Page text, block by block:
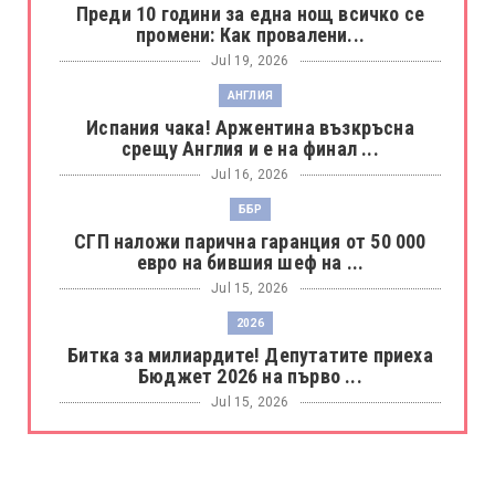
Преди 10 години за една нощ всичко се
промени: Как провалени...
Jul 19, 2026
АНГЛИЯ
Испания чака! Аржентина възкръсна
срещу Англия и е на финал ...
Jul 16, 2026
ББР
СГП наложи парична гаранция от 50 000
евро на бившия шеф на ...
Jul 15, 2026
2026
Битка за милиардите! Депутатите приеха
Бюджет 2026 на първо ...
Jul 15, 2026
БОРАЦ